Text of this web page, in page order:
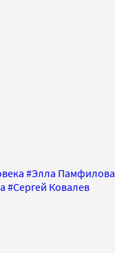
#Элла Памфилова
#Сергей Ковалев